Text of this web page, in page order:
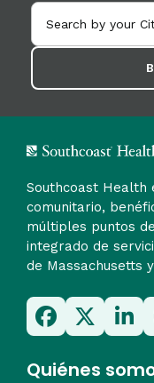
Southcoast Health
comunitario,
múltiples puntos
integrado de
de Massachusetts
Quiénes